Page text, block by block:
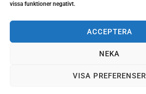
vissa funktioner negativt.
ACCEPTERA
NEKA
VISA PREFERENSER